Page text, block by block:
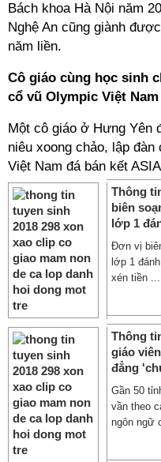
Bách khoa Hà Nội năm
Nghệ An cũng giành
năm liền.
Cô giáo cùng học sinh
cổ vũ Olympic Việt Nam
Một cô giáo ở Hưng Yên
niêu xoong chảo, lập
Việt Nam đá bán kết
Thông
biên
lớp 1
Đơn vị
lớp 1
xén tiền ...
Thông
giáo
đẳng
Gần 50
vần theo
ngôn ngữ